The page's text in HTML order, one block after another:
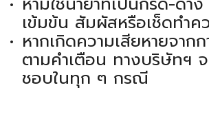
เข้มข้น สัมผัสหรือเช็ดทำค
หากเกิดความเสียหายจาก
ตามคำเตือน ทางบริษัทฯ
ชอบในทุก ๆ กรณี